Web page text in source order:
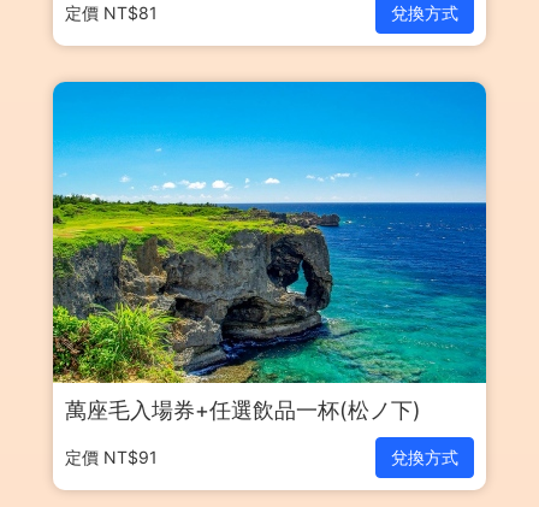
定價 NT$81 兌換方式
萬座毛入場券+任選飲品一杯(松ノ下)
定價 NT$91 兌換方式